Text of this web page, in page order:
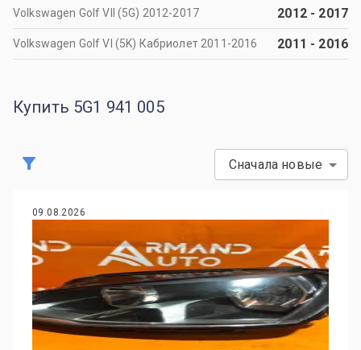
Volkswagen Golf VII (5G) 2012-2017 2012- 2017
Volkswagen Golf VI (5K) Кабриолет 2011-2016 2011 - 2016
Купить 5G1 941 005
Сначала новые
09.08.2026